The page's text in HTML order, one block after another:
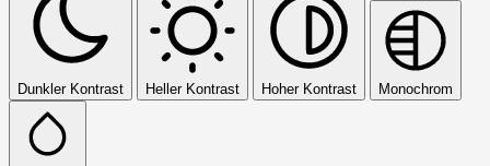
Dunkler Kontrast Heller Kontrast Hoher Kontrast Monochrom